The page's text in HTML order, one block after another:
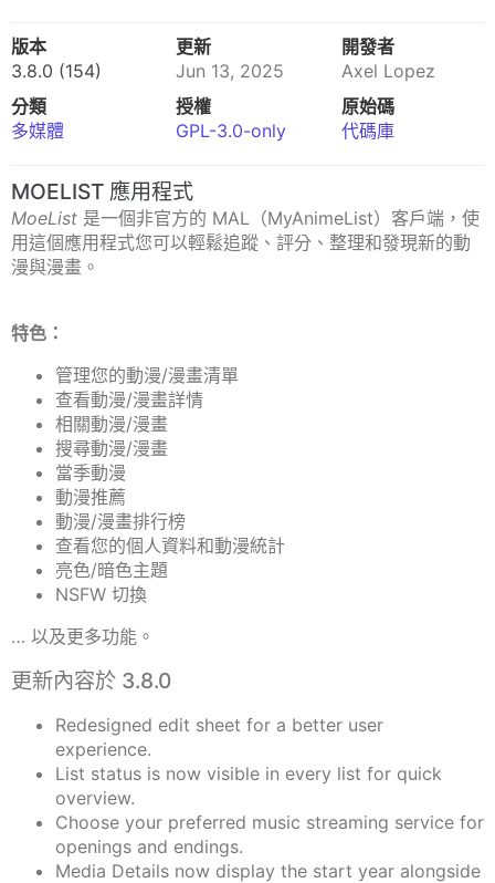
版本
3.8.0 (154)
更新
Jun 13, 2025
開發者
Axel Lopez
分類
多媒體
授權
GPL-3.0-only
原始碼
代碼庫
MOELIST 應用程式
MoeList 是一個非官方的 MAL（MyAnimeList）客戶端，使
用這個應用程式您可以輕鬆追蹤、評分、整理和發現新的動
漫與漫畫。
特色：
管理您的動漫/漫畫清單
查看動漫/漫畫詳情
相關動漫/漫畫
搜尋動漫/漫畫
當季動漫
動漫推薦
動漫/漫畫排行榜
查看您的個人資料和動漫統計
亮色/暗色主題
NSFW 切換
… 以及更多功能。
更新內容於 3.8.0
Redesigned edit sheet for a better user
experience.
List status is now visible in every list for quick
overview.
Choose your preferred music streaming service for
openings and endings.
Media Details now display the start year alongside